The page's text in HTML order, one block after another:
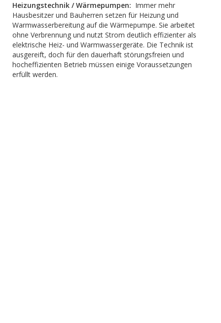
Heizungstechnik / Wärmepumpen: Immer mehr
Hausbesitzer und Bauherren setzen für Heizung und
Warmwasserbereitung auf die Wärmepumpe. Sie arbeitet
ohne Verbrennung und nutzt Strom deutlich effizienter als
elektrische Heiz- und Warmwassergeräte. Die Technik ist
ausgereift, doch für den dauerhaft störungsfreien und
hocheffizienten Betrieb müssen einige Voraussetzungen
erfüllt werden.